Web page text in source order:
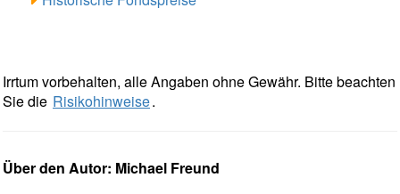
Irrtum vorbehalten, alle Angaben ohne Gewähr. Bitte beachten
Sie die Risikohinweise.
Über den Autor: Michael Freund